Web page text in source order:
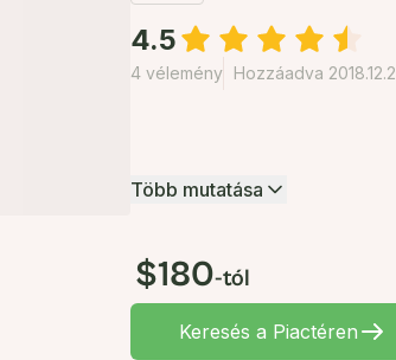
4.5
4 vélemény Hozzáadva
Több mutatása
$180-tól
Keresés a Piactéren